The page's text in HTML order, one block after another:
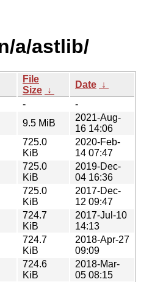
a/astlib/
File
Size ↓
Date ↓
-
-
9.5 MiB
2021-Aug-
16 14:06
725.0
KiB
2020-Feb-
14 07:47
725.0
KiB
2019-Dec-
04 16:36
725.0
KiB
2017-Dec-
12 09:47
724.7
KiB
2017-Jul-10
14:13
724.7
KiB
2018-Apr-27
09:09
724.6
KiB
2018-Mar-
05 08:15